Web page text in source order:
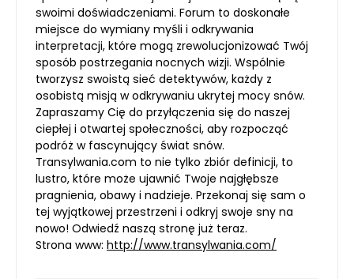
swoimi doświadczeniami. Forum to doskonałe
miejsce do wymiany myśli i odkrywania
interpretacji, które mogą zrewolucjonizować Twój
sposób postrzegania nocnych wizji. Wspólnie
tworzysz swoistą sieć detektywów, każdy z
osobistą misją w odkrywaniu ukrytej mocy snów.
Zapraszamy Cię do przyłączenia się do naszej
ciepłej i otwartej społeczności, aby rozpocząć
podróż w fascynujący świat snów.
Transylwania.com to nie tylko zbiór definicji, to
lustro, które może ujawnić Twoje najgłębsze
pragnienia, obawy i nadzieje. Przekonaj się sam o
tej wyjątkowej przestrzeni i odkryj swoje sny na
nowo! Odwiedź naszą stronę już teraz.
Strona www: http://www.transylwania.com/